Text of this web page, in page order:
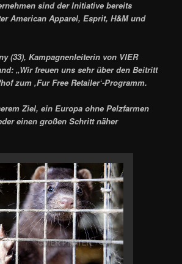
sind der Initiative bereits
American Apparel, Esprit, H&M und
(33), Kampagnenleiterin von VIER
„Wir freuen uns sehr über den Beitritt
zum ‚Fur Free Retailer‘-Programm.
Ziel, ein Europa ohne Pelzfarmen
einen großen Schritt näher